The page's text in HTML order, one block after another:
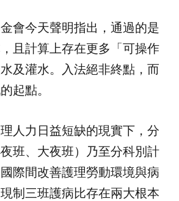
會今天聲明指出，通過的是
且計算上存在更多「可操作
及灌水。入法絕非終點，而
起點。
人力日益短缺的現實下，分
班、大夜班）乃至分科別計
際間改善護理勞動環境與病
制三班護病比存在兩大根本